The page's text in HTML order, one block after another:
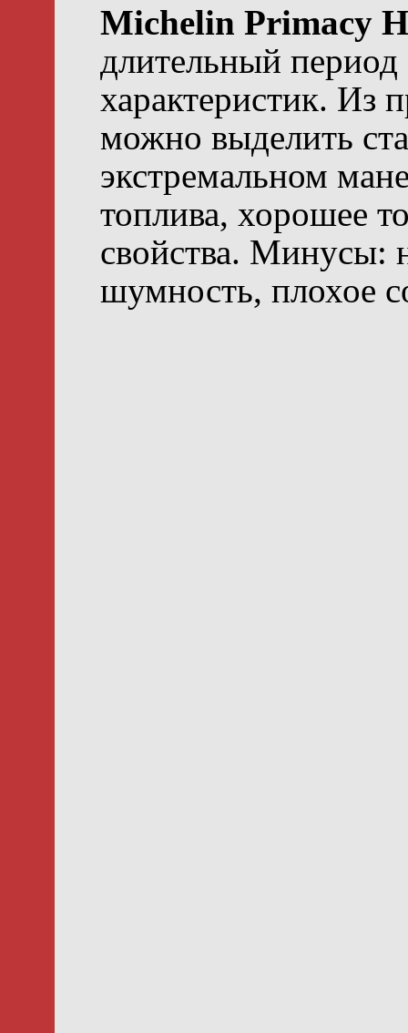
Michelin Primacy
длительный период
характеристик. Из
можно выделить
экстремальном
топлива, хорошее
свойства. Минусы:
шумность, плохое